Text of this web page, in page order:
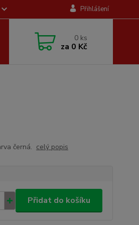
Přihlášení
0 ks
za 0 Kč
černá. celý popis
Přidat do košíku